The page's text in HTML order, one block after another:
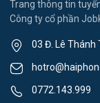
Lái xe
Tiếng Nhật
Việc làm Nam
Việc làm Tân
Trang thông tin
Công ty cổ phần
03 Đ. Lê Thánh
0772.143.999